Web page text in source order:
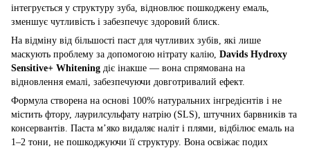
інтегрується у структуру зуба, відновлює пошкоджену емаль,
зменшує чутливість і забезпечує здоровий блиск.
На відміну від більшості паст для чутливих зубів, які лише
маскують проблему за допомогою нітрату калію, Davids Hydroxy
Sensitive+ Whitening діє інакше — вона спрямована на
відновлення емалі, забезпечуючи довготривалий ефект.
Формула створена на основі 100% натуральних інгредієнтів і не
містить фтору, лаурилсульфату натрію (SLS), штучних барвників та
консервантів. Паста м’яко видаляє наліт і плями, відбілює емаль на
1–2 тони, не пошкоджуючи її структуру. Вона освіжає подих